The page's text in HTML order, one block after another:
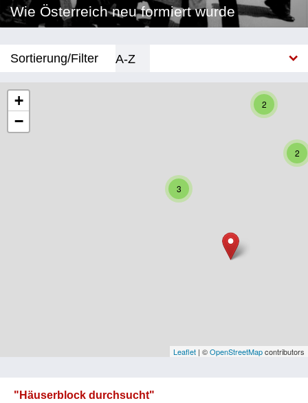
Wie Österreich neu formiert wurde
Sortierung/Filter
A-Z
Niederösterreich
Vorarlberg
2
2
3
+
−
Leaflet | ©OpenStreetMapcontributors
"Häuserblock durchsucht"